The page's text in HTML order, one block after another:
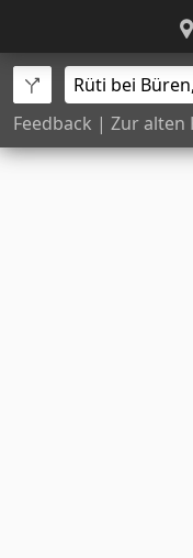
Feedback | Zur alten